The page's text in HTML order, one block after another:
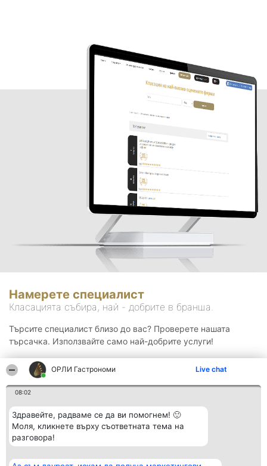
ОРЛИ Гастрономи Live chat
08:02
Здравейте, радваме се да ви помогнем! 🙂
Моля, кликнете върху съответната тема на
разговора!
Намерете специалист
Класацията събира, най - добрите в бранша.
Търсите специалист близо до вас? Проверете нашата
търсачка. Използвайте само най-добрите услуги!